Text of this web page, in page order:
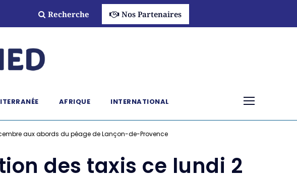
Recherche Nos Partenaires
AFRIQUE INTERNATIONAL
aux abords du péage de Lançon-de-Provence
des taxis ce lundi 2